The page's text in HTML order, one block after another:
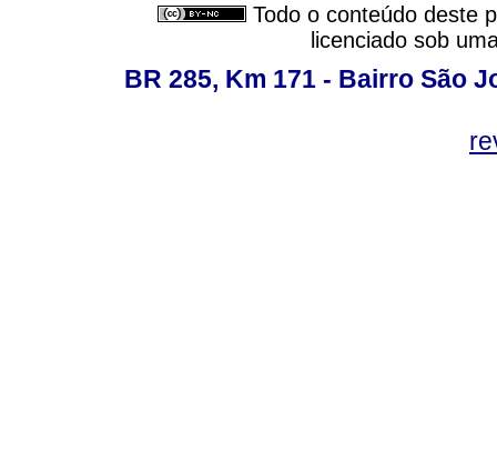
Todo o conteúdo deste
licenciado sob
BR 285, Km 171 - Bairro São